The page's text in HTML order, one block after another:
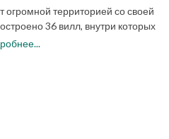
территорией со своей
36 вилл, внутри которых
В данный момент на